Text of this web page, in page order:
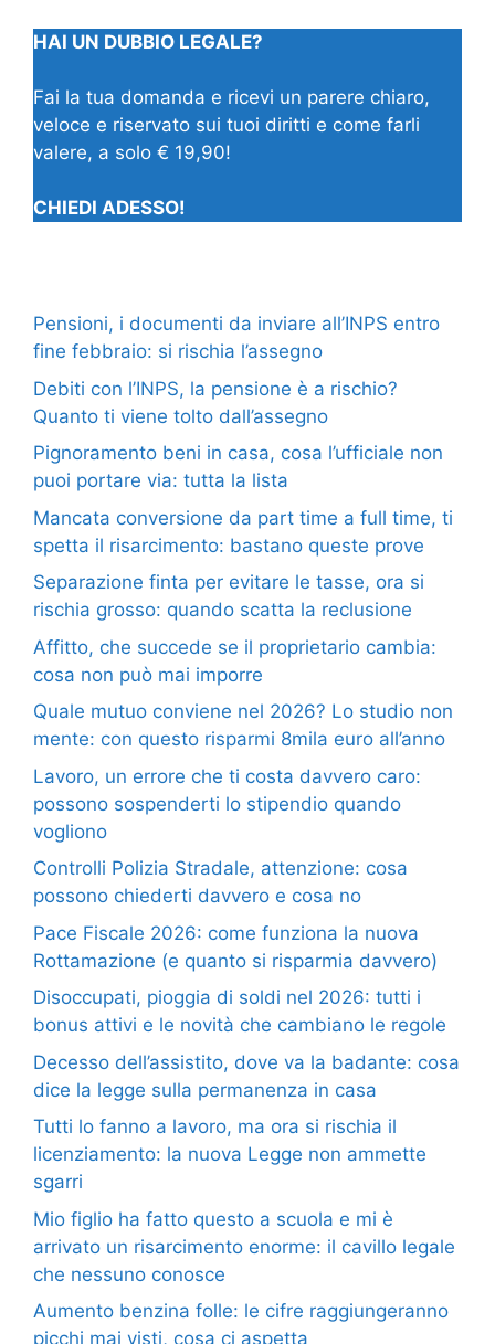
HAI UN DUBBIO LEGALE?
Fai la tua domanda e ricevi un parere chiaro,
veloce e riservato sui tuoi diritti e come farli
valere, a solo € 19,90!
CHIEDI ADESSO!
Pensioni, i documenti da inviare all’INPS entro
fine febbraio: si rischia l’assegno
Debiti con l’INPS, la pensione è a rischio?
Quanto ti viene tolto dall’assegno
Pignoramento beni in casa, cosa l’ufficiale non
puoi portare via: tutta la lista
Mancata conversione da part time a full time, ti
spetta il risarcimento: bastano queste prove
Separazione finta per evitare le tasse, ora si
rischia grosso: quando scatta la reclusione
Affitto, che succede se il proprietario cambia:
cosa non può mai imporre
Quale mutuo conviene nel 2026? Lo studio non
mente: con questo risparmi 8mila euro all’anno
Lavoro, un errore che ti costa davvero caro:
possono sospenderti lo stipendio quando
vogliono
Controlli Polizia Stradale, attenzione: cosa
possono chiederti davvero e cosa no
Pace Fiscale 2026: come funziona la nuova
Rottamazione (e quanto si risparmia davvero)
Disoccupati, pioggia di soldi nel 2026: tutti i
bonus attivi e le novità che cambiano le regole
Decesso dell’assistito, dove va la badante: cosa
dice la legge sulla permanenza in casa
Tutti lo fanno a lavoro, ma ora si rischia il
licenziamento: la nuova Legge non ammette
sgarri
Mio figlio ha fatto questo a scuola e mi è
arrivato un risarcimento enorme: il cavillo legale
che nessuno conosce
Aumento benzina folle: le cifre raggiungeranno
picchi mai visti, cosa ci aspetta